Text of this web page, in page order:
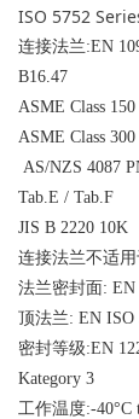
ISO 5752
连接法兰:EN
B16.47
ASME Class
ASME Class
AS/NZS 4087
Tab.E / Tab.F
JIS B 2220 10K
连接法兰不适
法兰密封面: EN
顶法兰: EN ISO
密封等级:EN
Kategory 3
工作温度:-40°C